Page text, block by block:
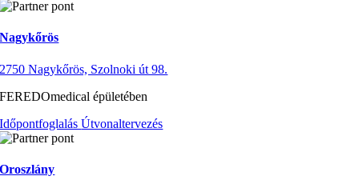
Nagykőrös
2750 Nagykőrös, Szolnoki út 98.
FEREDOmedical épületében
IdőpontfoglalásÚtvonaltervezés
Oroszlány